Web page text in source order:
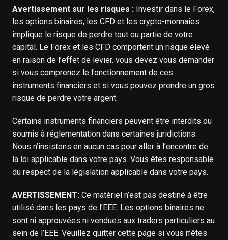
Avertissement sur les risques :Investir dans le Forex,
les options binaires, les CFD et les crypto-monnaies
implique le risque de perdre tout ou partie de votre
capital. Le Forex et les CFD comportent un risque élevé
en raison de l’effet de levier. vous devez vous demander
si vous comprenez le fonctionnement de ces
instruments financiers et si vous pouvez prendre un gros
risque de perdre votre argent.
Certains instruments financiers peuvent être interdits ou
soumis à réglementation dans certaines juridictions.
Nous n’insistons en aucun cas pour aller à l’encontre de
la loi applicable dans votre pays. Vous êtes responsable
du respect de la législation applicable dans votre pays.
AVERTISSEMENT:Ce matériel n’est pas destiné à être
utilisé dans les pays de l’EEE. Les options binaires ne
sont ni approuvées ni vendues aux traders particuliers au
sein de l’EEE. Veuillez quitter cette page si vous n’êtes